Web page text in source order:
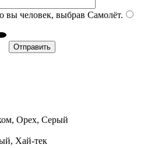
вы человек, выбрав Самолёт.
Орех, Серый
Хай-тек